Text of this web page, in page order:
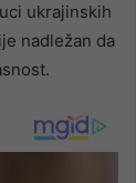
ukrajinskih
nadležan da